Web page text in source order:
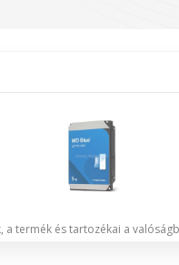
a termék és tartozékai a